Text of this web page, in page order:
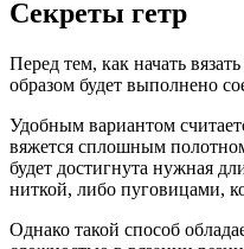
Секреты гетр
Перед тем, как начать
образом будет выполнено
Удобным вариантом
вяжется сплошным
будет достигнута нужная
ниткой, либо пуговицами,
Однако такой способ